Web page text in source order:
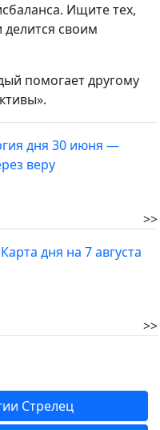
Ищите тех,
своим
помогает другому
дня 30 июня —
веру
>>
дня на 7 августа
>>
Стрелец